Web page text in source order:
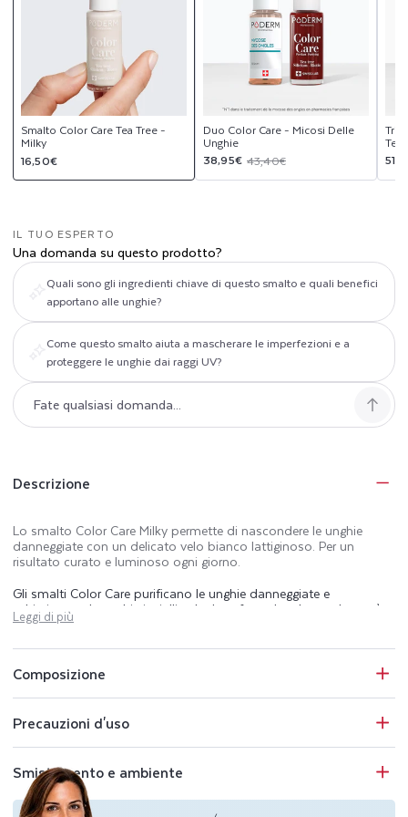
Smalto Color Care Tea Tree -
Milky
Prezzo
di
16,50€
Duo Color Care - Micosi Delle
Unghie
Prezzo
scontato
38,95€
Prezzo
di
43,40€
Trio
Tea
di
IL TUO ESPERTO
Una domanda su questo prodotto?
Quali sono gli ingredienti chiave di questo smalto e quali benefici
apportano alle unghie?
Come questo smalto aiuta a mascherare le imperfezioni e a
proteggere le unghie dai raggi UV?
Descrizione
Lo smalto Color Care Milky permette di nascondere le unghie
danneggiate con un delicato velo bianco lattiginoso. Per un
risultato curato e luminoso ogni giorno.
Gli smalti Color Care purificano le unghie danneggiate e
schiariscono le unghie ingiallite. La loro formula a lunga durata è
arricchita con Tea Tree, noto per le sue proprietà purificanti, oltre
gamma Color Care abbellisce, purifica e aiuta a mantenere le
unghie sane.
Perfettamente coprenti, gli smalti Color Care proteggono inoltre le
unghie dai raggi UV e mascherano le imperfezioni. La linea
manicure Color Care comprende una base coat, 25 tonalità di
smalti purificanti, un top coat e un solvente extra delicato senza
acetone.
Leggi di più
Composizione
Precauzioni d'uso
Smistamento e ambiente